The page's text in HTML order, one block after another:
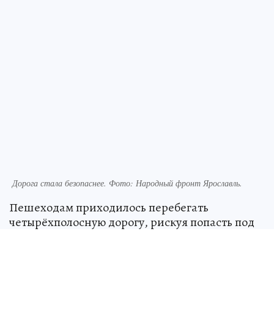
Дорога стала безопаснее. Фото: Народный фронт Ярославль.
Пешеходам приходилось перебегать
четырёхполосную дорогу, рискуя попасть под